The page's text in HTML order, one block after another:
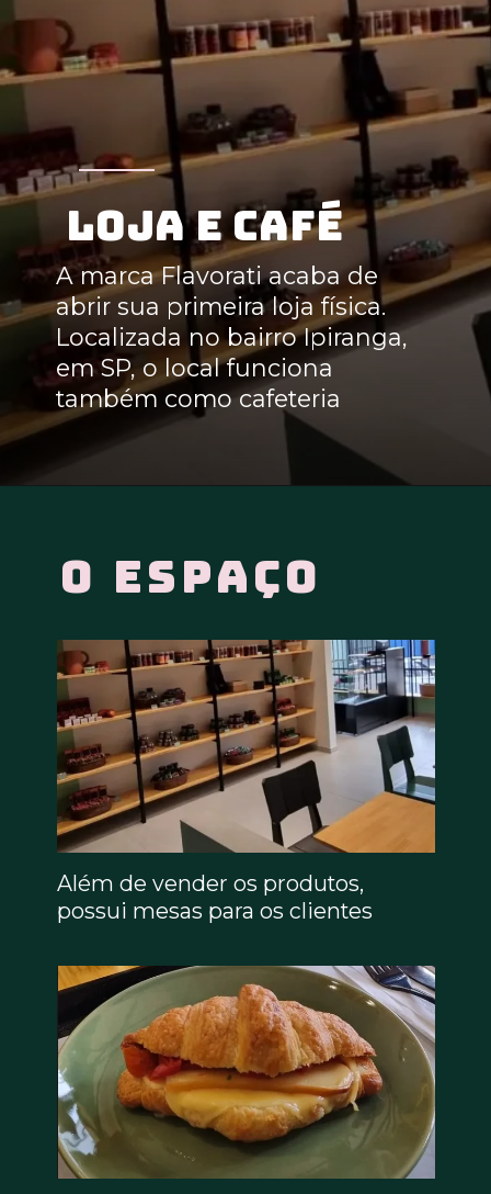
A marca Flavorati acaba de
abrir sua primeira loja física.
Localizada no bairro Ipiranga,
em SP, o local funciona
também como cafeteria
Loja e café
Além de vender os produtos,
possui mesas para os clientes
o espaço